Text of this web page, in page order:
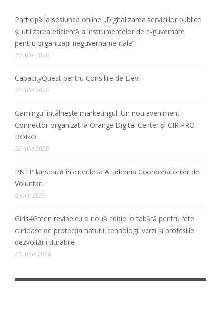
Participă la sesiunea online „Digitalizarea serviciilor publice
și utilizarea eficientă a instrumentelor de e-guvernare
pentru organizații neguvernamentale”
30 iulie 2026
CapacityQuest pentru Consiliile de Elevi
29 iulie 2026
Gamingul întâlnește marketingul. Un nou eveniment
Connector organizat la Orange Digital Center și CIR PRO
BONO
22 iulie 2026
PNTP lansează înscrierile la Academia Coordonatorilor de
Voluntari.
9 iulie 2026
Girls4Green revine cu o nouă ediție: o tabără pentru fete
curioase de protecția naturii, tehnologii verzi și profesiile
dezvoltării durabile.
23 iunie 2026